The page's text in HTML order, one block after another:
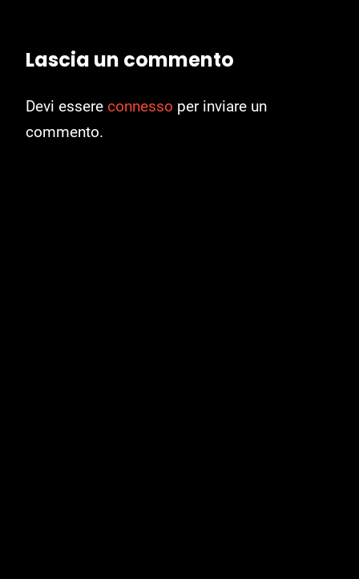
Lascia un commento
Devi essere connesso per inviare un
commento.